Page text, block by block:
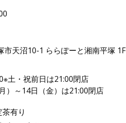
市天沼10-1 ららぽーと湘南平塚 1F
土・祝前日は21:00閉店
）～14日（金）は21:00閉店
有り